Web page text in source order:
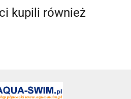
kupili również